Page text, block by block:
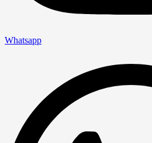
Whatsapp